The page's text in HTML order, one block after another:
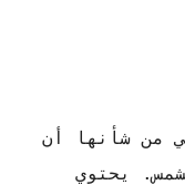
من شأنها أن
يحتوي